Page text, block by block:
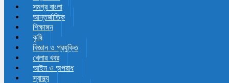
সমগ্র বাংলা
আন্তর্জাতিক
শিক্ষাঙ্গন
কৃষি
বিজ্ঞান ও প্রযুক্তি
খেলার খবর
আইন ও অপরাধ
স্বাস্থ্য